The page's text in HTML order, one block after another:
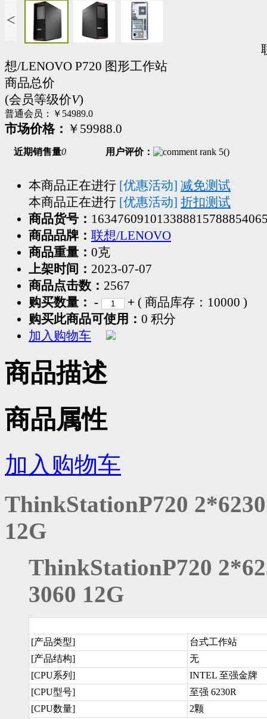
<
想/LENOVO P720 图形工作站
商品总价
(会员等级价V)
普通会员： ￥54989.0
市场价格： ￥59988.0
近期销售量0 用户评价： ()
本商品正在进行 [优惠活动] 减免测试
本商品正在进行 [优惠活动] 折扣测试
商品货号：
商品品牌： 联想/LENOVO
商品重量： 0克
上架时间： 2023-07-07
商品点击数： 2567
购买数量： - + ( 商品库存： 10000 )
购买此商品可使用： 0 积分
加入购物车
商品描述
商品属性
加入购物车
ThinkStationP720
12G
ThinkStationP720
3060 12G
[产品类型]
台式工作站
[产品结构]
无
[CPU系列]
INTEL 至强金牌
[CPU型号]
至强 6230R
[CPU数量]
2颗